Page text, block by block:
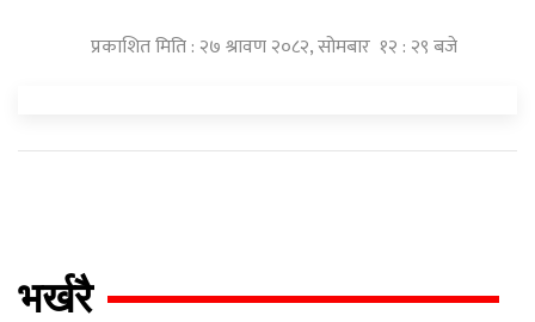
प्रकाशित मिति : २७ श्रावण २०८२, सोमबार १२ : २९ बजे
भर्खरै